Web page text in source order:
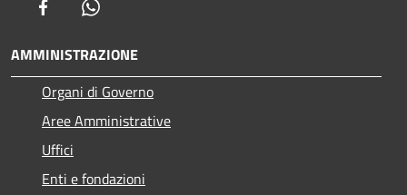
Facebook
AMMINISTRAZIONE
Organi di Governo
Aree Amministrative
Uffici
Enti e fondazioni